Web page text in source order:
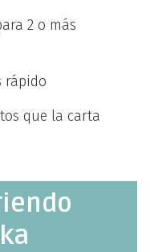
2 o más
rápido
que la carta